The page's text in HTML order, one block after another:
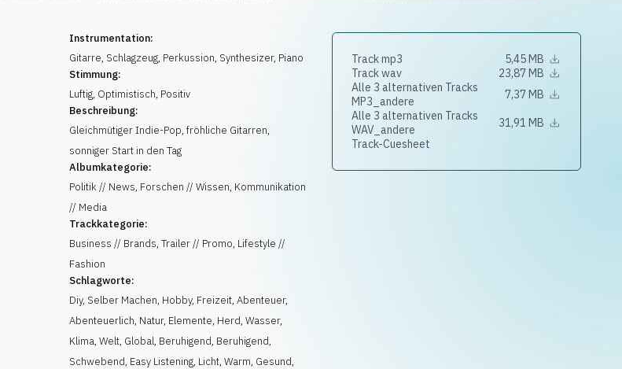
Instrumentation:
Gitarre, Schlagzeug, Perkussion, Synthesizer, Piano
Stimmung:
Luftig, Optimistisch, Positiv
Beschreibung:
Gleichmütiger Indie-Pop, fröhliche Gitarren,
sonniger Start in den Tag
Albumkategorie:
Politik // News, Forschen // Wissen, Kommunikation
// Media
Trackkategorie:
Business // Brands, Trailer // Promo, Lifestyle //
Fashion
Schlagworte:
Diy, Selber Machen, Hobby, Freizeit,Abenteuer,
Abenteuerlich, Natur, Elemente, Herd,Wasser,
Klima,Welt, Global, Beruhigend, Beruhigend,
Schwebend, Easy Listening, Licht,Warm, Gesund,
Track mp3
5,45 MB
Track wav
23,87 MB
Alle 3 alternativen Tracks
MP3_andere
7,37 MB
Alle 3 alternativen Tracks
WAV_andere
31,91 MB
Track-Cuesheet